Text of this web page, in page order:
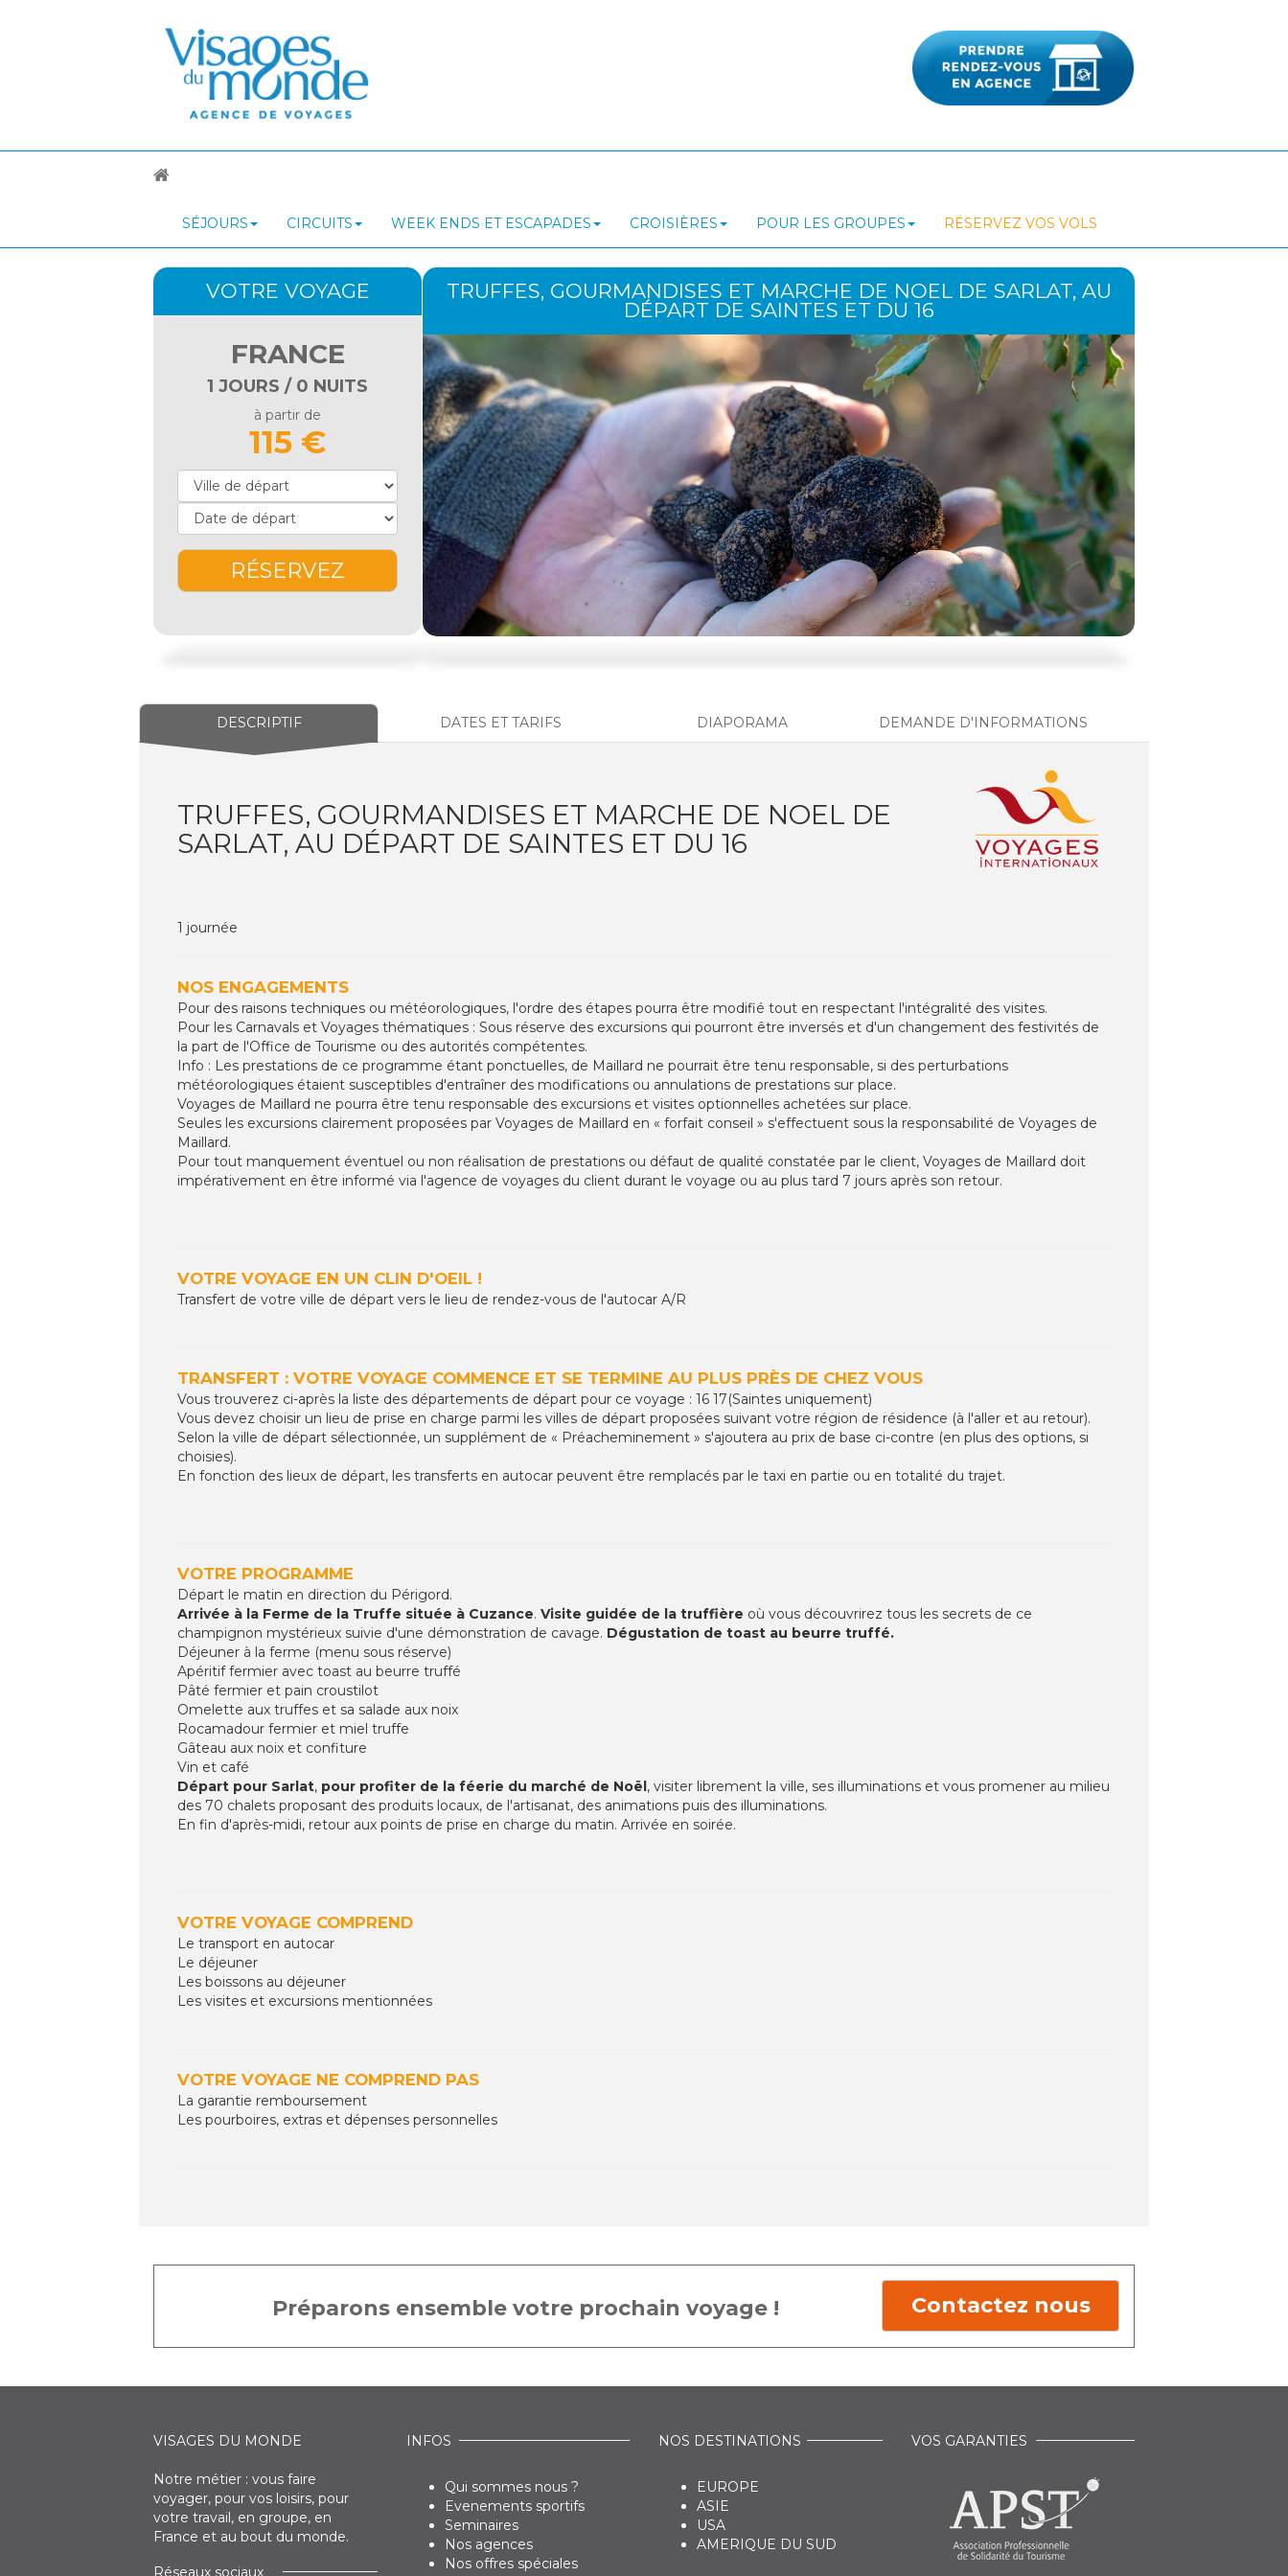
SÉJOURS CIRCUITS WEEK ENDS ET ESCAPADES CROISIÈRES POUR LES GROUPES RÉSERVEZ VOS VOLS
TRUFFES, GOURMANDISES ET MARCHE DE NOEL DE SARLAT, AU
DÉPART DE SAINTES ET DU 16
VOTRE VOYAGE
FRANCE
1 JOURS / 0 NUITS
à partir de
115 €
RÉSERVEZ
DESCRIPTIF DATES ET TARIFS DIAPORAMA DEMANDE D'INFORMATIONS
TRUFFES, GOURMANDISES ET MARCHE DE NOEL DE
SARLAT, AU DÉPART DE SAINTES ET DU 16
1 journée
NOS ENGAGEMENTS
Pour des raisons techniques ou météorologiques, l'ordre des étapes pourra être modifié tout en respectant l'intégralité des visites.
Pour les Carnavals et Voyages thématiques : Sous réserve des excursions qui pourront être inversés et d'un changement des festivités de
la part de l'Office de Tourisme ou des autorités compétentes.
Info : Les prestations de ce programme étant ponctuelles, de Maillard ne pourrait être tenu responsable, si des perturbations
météorologiques étaient susceptibles d'entraîner des modifications ou annulations de prestations sur place.
Voyages de Maillard ne pourra être tenu responsable des excursions et visites optionnelles achetées sur place.
Seules les excursions clairement proposées par Voyages de Maillard en « forfait conseil » s'effectuent sous la responsabilité de Voyages de
Maillard.
Pour tout manquement éventuel ou non réalisation de prestations ou défaut de qualité constatée par le client, Voyages de Maillard doit
impérativement en être informé via l'agence de voyages du client durant le voyage ou au plus tard 7 jours après son retour.
VOTRE VOYAGE EN UN CLIN D'OEIL !
Transfert de votre ville de départ vers le lieu de rendez-vous de l'autocar A/R
TRANSFERT : VOTRE VOYAGE COMMENCE ET SE TERMINE AU PLUS PRÈS DE CHEZ VOUS
Vous trouverez ci-après la liste des départements de départ pour ce voyage : 16 17(Saintes uniquement)
Vous devez choisir un lieu de prise en charge parmi les villes de départ proposées suivant votre région de résidence (à l'aller et au retour).
Selon la ville de départ sélectionnée, un supplément de « Préacheminement » s'ajoutera au prix de base ci-contre (en plus des options, si
choisies).
En fonction des lieux de départ, les transferts en autocar peuvent être remplacés par le taxi en partie ou en totalité du trajet.
VOTRE PROGRAMME
Départ le matin en direction du Périgord.
Arrivée à la Ferme de la Truffe située à Cuzance. Visite guidée de la truffière où vous découvrirez tous les secrets de ce
champignon mystérieux suivie d'une démonstration de cavage. Dégustation de toast au beurre truffé.
Déjeuner à la ferme (menu sous réserve)
Apéritif fermier avec toast au beurre truffé
Pâté fermier et pain croustilot
Omelette aux truffes et sa salade aux noix
Rocamadour fermier et miel truffe
Gâteau aux noix et confiture
Vin et café
Départ pour Sarlat, pour profiter de la féerie du marché de Noël, visiter librement la ville, ses illuminations et vous promener au milieu
des 70 chalets proposant des produits locaux, de l'artisanat, des animations puis des illuminations.
En fin d'après-midi, retour aux points de prise en charge du matin. Arrivée en soirée.
VOTRE VOYAGE COMPREND
Le transport en autocar
Le déjeuner
Les boissons au déjeuner
Les visites et excursions mentionnées
VOTRE VOYAGE NE COMPREND PAS
La garantie remboursement
Les pourboires, extras et dépenses personnelles
Préparons ensemble votre prochain voyage ! Contactez nous
VISAGES DU MONDE
Notre métier : vous faire
voyager, pour vos loisirs, pour
votre travail, en groupe, en
France et au bout du monde.
Réseaux sociaux
INFOS
Qui sommes nous ?
Evenements sportifs
Seminaires
Nos agences
Nos offres spéciales
NOS DESTINATIONS
EUROPE
ASIE
USA
AMERIQUE DU SUD
VOS GARANTIES